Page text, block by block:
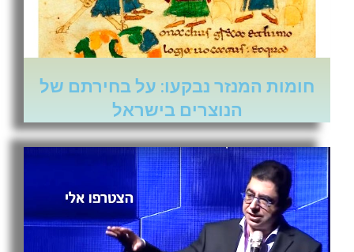
חומות המנזר נבקעו: על בחירתם של
הנוצרים בישראל